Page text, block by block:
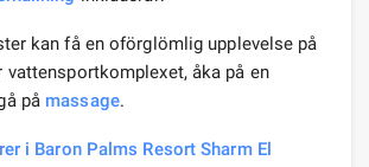
kan få en oförglömlig upplevelse på
vattensportkomplexet, åka på en
på massage.
i Baron Palms Resort Sharm El